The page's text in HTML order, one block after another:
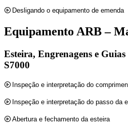
Desligando o equipamento de emenda
Equipamento ARB –
Esteira, Engrenagens e Guias
S7000
Inspeção e interpretação do
Inspeção e interpretação do passo da
Abertura e fechamento da esteira